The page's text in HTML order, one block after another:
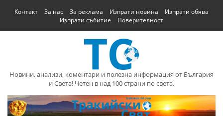
Контакт За нас За реклама Изпрати новина
Изпрати обява
Изпрати събитие
Поверителност
Новини, анализи, коментари и полезна информация от България
и Света! Четен в над 100 страни по света.